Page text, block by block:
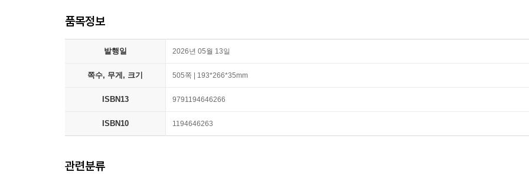
품목정보
발행일 2026년 05월 13일
쪽수, 무게, 크기 505쪽 | 193*266*35mm
ISBN13 9791194646266
ISBN10 1194646263
관련분류